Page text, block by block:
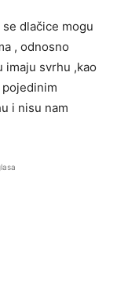
dlačice mogu
, odnosno
imaju svrhu ,kao
i nisu nam